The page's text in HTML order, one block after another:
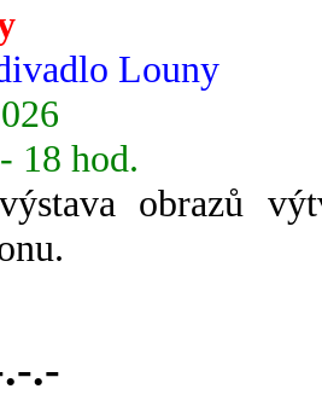
Louny
18 hod.
obrazů
.-